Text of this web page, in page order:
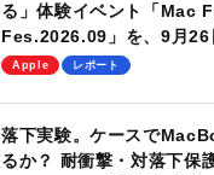
る」体験イベント「Mac
Fes.2026.09」を、9月26
します！
Apple レポート
落下実験。ケースで
るか？ 耐衝撃・対落下保